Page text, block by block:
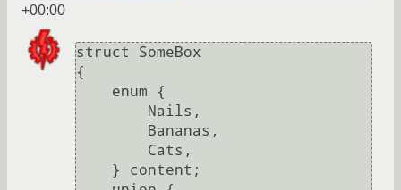
+00:00
struct SomeBox
{